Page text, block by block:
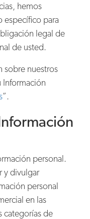
hemos
para
legal de
de usted.
sobre nuestros
Información
”.
personal.
y divulgar
personal
en las
categorías de